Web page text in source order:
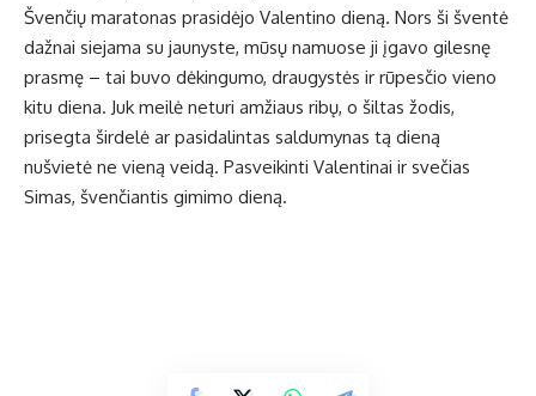
Švenčių maratonas prasidėjo Valentino dieną. Nors ši šventė
dažnai siejama su jaunyste, mūsų namuose ji įgavo gilesnę
prasmę – tai buvo dėkingumo, draugystės ir rūpesčio vieno
kitu diena. Juk meilė neturi amžiaus ribų, o šiltas žodis,
prisegta širdelė ar pasidalintas saldumynas tą dieną
nušvietė ne vieną veidą. Pasveikinti Valentinai ir svečias
Simas, švenčiantis gimimo dieną.